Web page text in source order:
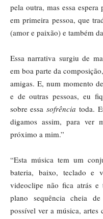
pela outra, mas essa
em primeira pessoa, que
(amor e paixão) e também
Essa narrativa surgiu de
em boa parte da
amigas. E, num momento
e de outras pessoas, eu
sobre essasofrênciatoda.
digamos assim, para ver
próximo a mim.”
“Esta música tem um
bateria, baixo, teclado
videoclipe não fica atrás e
plano sequência cheia
possível ver a música,